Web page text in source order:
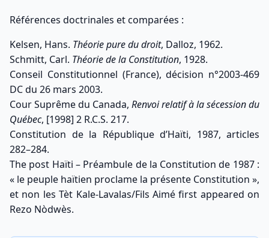
Références doctrinales et comparées :
Kelsen, Hans. Théorie pure du droit, Dalloz, 1962.
Schmitt, Carl. Théorie de la Constitution, 1928.
Conseil Constitutionnel (France), décision n°2003-469
DC du 26 mars 2003.
Cour Suprême du Canada, Renvoi relatif à la sécession du
Québec, [1998] 2 R.C.S. 217.
Constitution de la République d’Haïti, 1987, articles
282–284.
The post Haïti – Préambule de la Constitution de 1987 :
« le peuple haïtien proclame la présente Constitution »,
et non les Tèt Kale-Lavalas/Fils Aiméfirst appeared on
Rezo Nòdwès.